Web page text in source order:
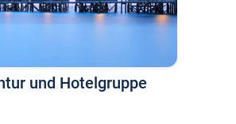
und Hotelgruppe